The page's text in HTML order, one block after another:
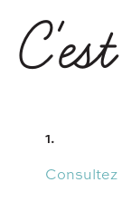
1.
Consultez